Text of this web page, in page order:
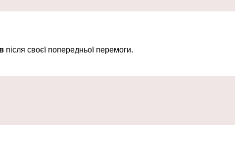
після своєї попередньої перемоги.